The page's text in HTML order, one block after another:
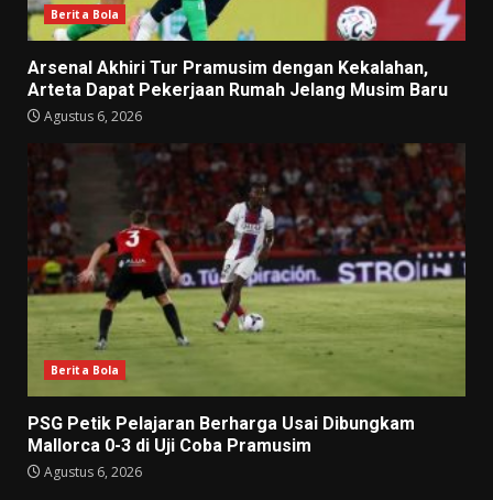
Berita Bola
Arsenal Akhiri Tur Pramusim dengan Kekalahan,
Arteta Dapat Pekerjaan Rumah Jelang Musim Baru
Agustus 6, 2026
Berita Bola
PSG Petik Pelajaran Berharga Usai Dibungkam
Mallorca 0-3 di Uji Coba Pramusim
Agustus 6, 2026